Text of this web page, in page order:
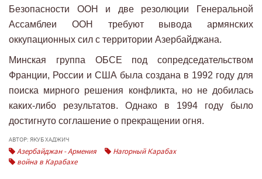
Безопасности ООН и две резолюции Генеральной
Ассамблеи ООН требуют вывода армянских
оккупационных сил с территории Азербайджана.
Минская группа ОБСЕ под сопредседательством
Франции, России и США была создана в 1992 году для
поиска мирного решения конфликта, но не добилась
каких-либо результатов. Однако в 1994 году было
достигнуто соглашение о прекращении огня.
АВТОР: ЯКУБ ХАДЖИЧ
Азербайджан - Армения
Нагорный Карабах
война в Карабахе